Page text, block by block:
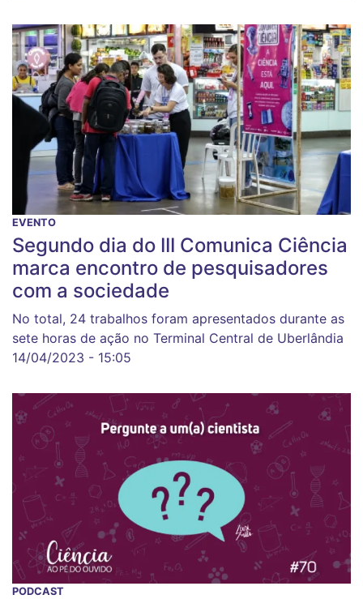
EVENTO
Segundo dia do III Comunica Ciência
marca encontro de pesquisadores
com a sociedade
No total, 24 trabalhos foram apresentados durante as
sete horas de ação no Terminal Central de Uberlândia
14/04/2023 - 15:05
PODCAST